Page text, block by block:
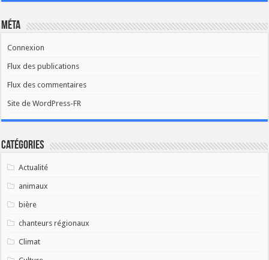
Méta
Connexion
Flux des publications
Flux des commentaires
Site de WordPress-FR
Catégories
Actualité
animaux
bière
chanteurs régionaux
Climat